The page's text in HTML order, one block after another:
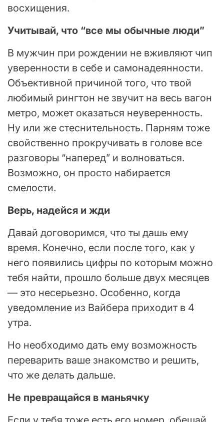
восхищения.
Учитывай, что “все мы обычные люди”
В мужчин при рождении не вживляют чип
уверенности в себе и самонадеянности.
Объективной причиной того, что твой
любимый рингтон не звучит на весь вагон
метро, может оказаться неуверенность.
Ну или же стеснительность. Парням тоже
свойственно прокручивать в голове все
разговоры “наперед” и волноваться.
Возможно, он просто набирается
смелости.
Верь, надейся и жди
Давай договоримся, что ты дашь ему
время. Конечно, если после того, как у
него появились цифры по которым можно
тебя найти, прошло больше двух месяцев
— это несерьезно. Особенно, когда
уведомление из Вайбера приходит в 4
утра.
Но необходимо дать ему возможность
переварить ваше знакомство и решить,
что же делать дальше.
Не превращайся в маньячку